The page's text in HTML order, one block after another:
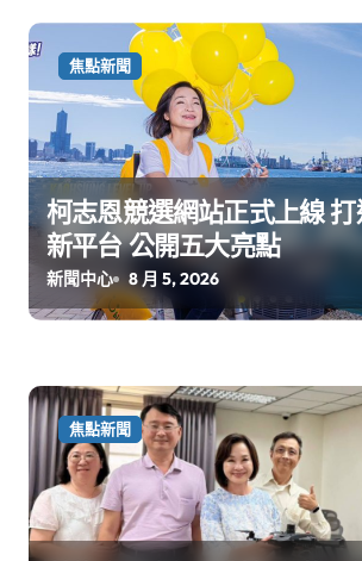
焦點新聞
柯志恩競選網站正式上線
新平台 公開五大亮點
新聞中心 8 月 5, 2026
焦點新聞